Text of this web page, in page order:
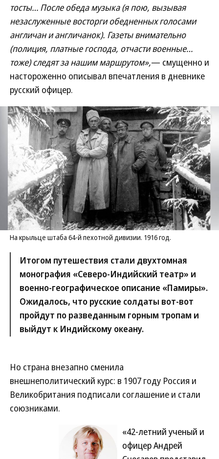
тосты… После обеда музыка (я пою, вызывая
незаслуженные восторги обедненных голосами
англичан и англичанок). Газеты внимательно
(полиция, платные господа, отчасти военные…
тоже) следят за нашим маршрутом»,— смущенно и
настороженно описывал впечатления в дневнике
русский офицер.
Развернуть
На крыльце штаба 64-й пехотной дивизии. 1916 год.
Итогом путешествия стали двухтомная
монография «Северо-Индийский театр» и
военно-географическое описание «Памиры».
Ожидалось, что русские солдаты вот-вот
пройдут по разведанным горным тропам и
выйдут к Индийскому океану.
Но страна внезапно сменила
внешнеполитический курс: в 1907 году Россия и
Великобритания подписали соглашение и стали
союзниками.
«42-летний ученый и
офицер Андрей